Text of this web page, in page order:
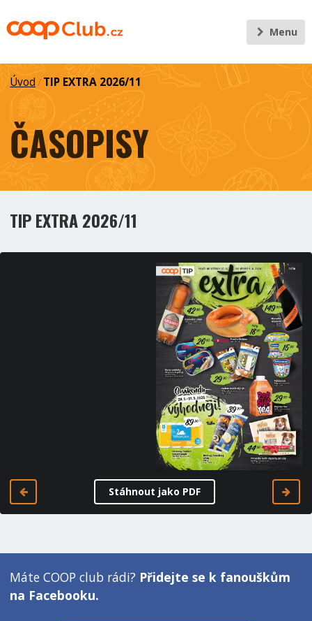
Menu
Úvod / TIP EXTRA 2026/11
ČASOPISY
TIP EXTRA 2026/11
Stáhnout jako PDF
Máte COOP club rádi? Přidejte se k fanouškům
na Facebooku.